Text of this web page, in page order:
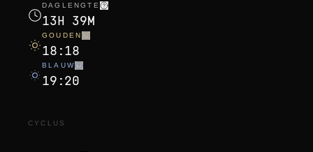
DAGLENGTE
13H 39M
GOUDEN
18:18
BLAUW
19:20
CYCLUS